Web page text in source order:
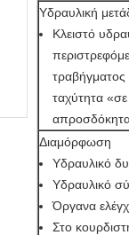
Υδραυλική
Κλειστό
τραβήγματος
ταχύτητα
Διαμόρφωση
Υδραυλικό
Υδραυλικό
Όργανα
Στο